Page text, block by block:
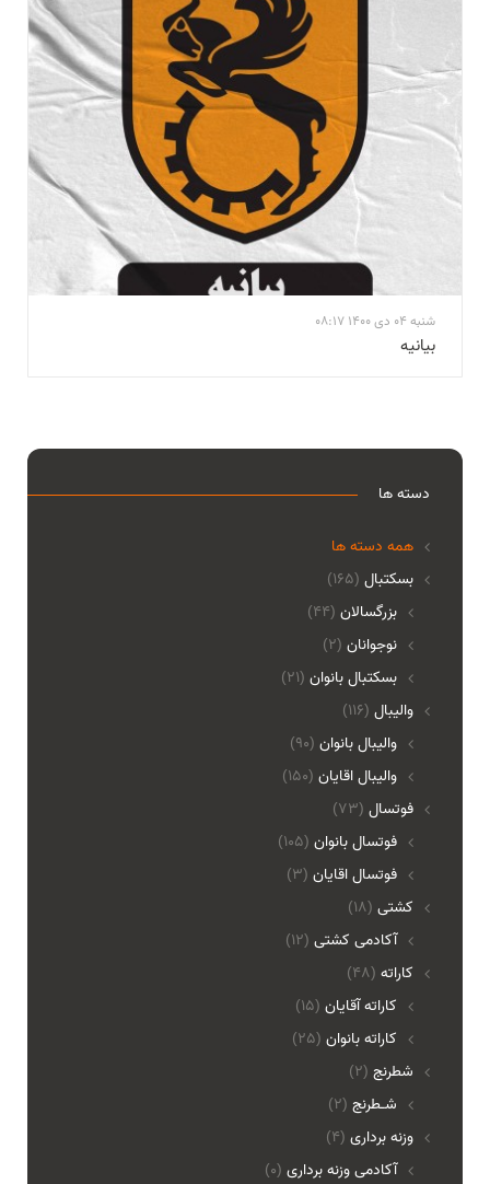
شنبه 04 دی 1400 08:17
بيانيه
دسته ها
همه دسته ها
(165) بسکتبال
بزرگسالان (44)
نوجوانان (2)
بسکتبال بانوان (21)
(116) والیبال
واليبال بانوان (90)
واليبال اقايان (150)
(73) فوتسال
فوتسال بانوان (105)
فوتسال اقايان (3)
(18) کشتی
آکادمی کشتی (12)
(48) کاراته
کاراته آقایان (15)
کاراته بانوان (25)
(2) شطرنج
شـطرنج (2)
(4) وزنه برداری
آکادمی وزنه برداری (0)